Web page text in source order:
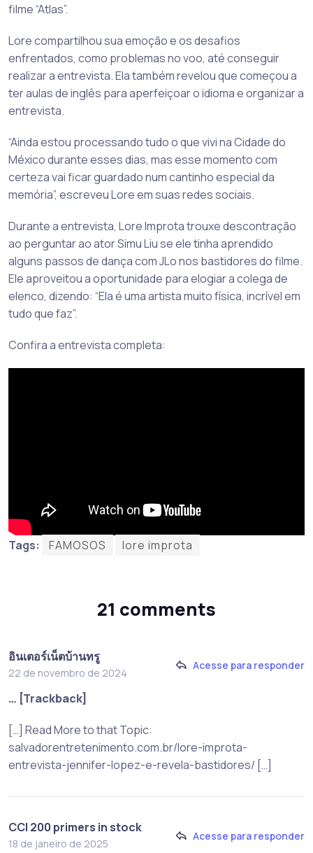
filme “Atlas”.
Lore compartilhou sua emoção e os desafios
enfrentados, como problemas no voo, até conseguir
realizar a entrevista. Ela também revelou que começou a
ter aulas de inglês para aperfeiçoar o idioma e organizar a
entrevista.
“Ainda estou processando tudo o que vivi na Cidade do
México durante esses dias, mas esse momento com
certeza vai ficar guardado num cantinho especial da
memória”, escreveu Lore em suas redes sociais.
Durante a entrevista, Lore Improta trouxe descontração
ao perguntar ao ator Simu Liu se ele tinha aprendido
alguns passos de dança com JLo nos bastidores do filme.
Ele aproveitou a oportunidade para elogiar a colega de
elenco, dizendo: “Ela é uma artista muito física, incrível em
tudo que faz”.
Confira a entrevista completa:
Tags: FAMOSOS lore improta
21 comments
อินเตอร์เน็ตบ้านทรู
22 de novembro de 2024
Acesse para responder
… [Trackback]
[…] Read More to that Topic:
salvadorentretenimento.com.br/lore-improta-
entrevista-jennifer-lopez-e-revela-bastidores/ […]
CCI 200 primers in stock
18 de janeiro de 2025
Acesse para responder